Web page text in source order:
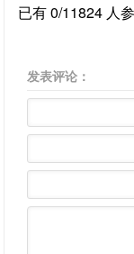
已有 0/11824 人
发表评论：